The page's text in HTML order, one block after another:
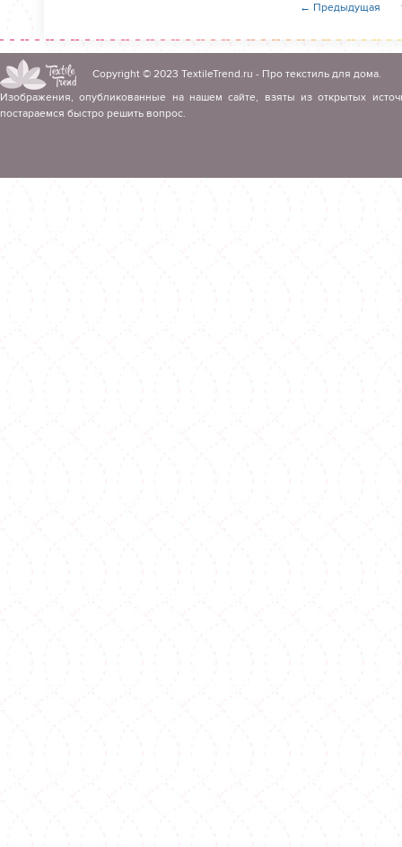
← Предыдущая
Copyright © 2023 TextileTrend.ru - Про текстиль для дома.
Изображения, опубликованные на нашем сайте, взяты из открытых
постараемся быстро решить вопрос.